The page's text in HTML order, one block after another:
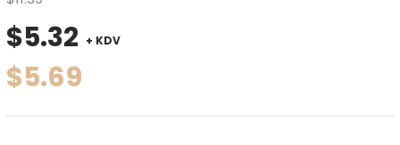
$5.32 + KDV
$5.69